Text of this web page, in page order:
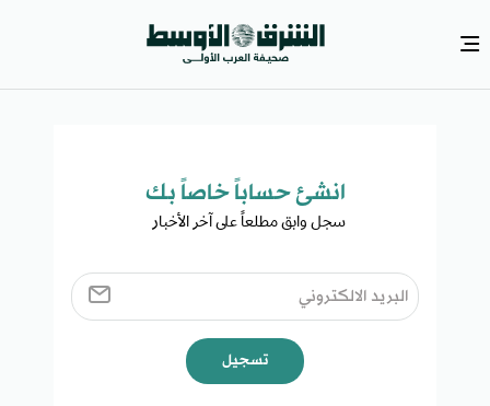
انشئ حساباً خاصاً بك​
سجل وابق مطلعاً على آخر الأخبار ​
تسجيل